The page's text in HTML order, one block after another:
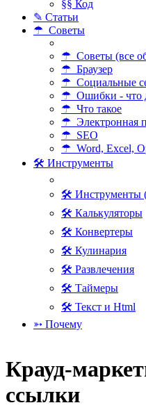
§§ Код
✎ Статьи
☂ Советы
☂ Советы (все
☂ Браузер
☂ Социальные
☂ Ошибки - что
☂ Что такое
☂ Электронная
☂ SEO
☂ Word, Excel,
🛠 Инструменты
🛠 Инструменты
🛠 Калькуляторы
🛠 Конвертеры
🛠 Кулинария
🛠 Развлечения
🛠 Таймеры
🛠 Текст и Html
➳ Почему
Крауд-
ссылки